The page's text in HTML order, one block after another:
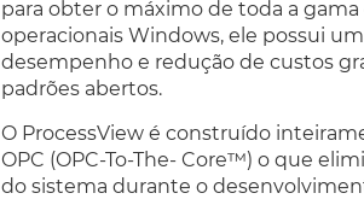
para obter o máximo de toda a
operacionais Windows, ele possui
desempenho e redução de custos
padrões abertos.
O ProcessView é construído
OPC (OPC-To-The- Core™) o que
do sistema durante o